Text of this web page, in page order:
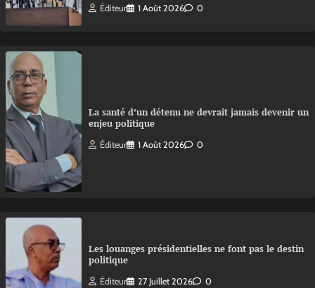
Éditeur 1 Août 2026 0
La santé d’un détenu ne devrait jamais devenir un
enjeu politique
Éditeur 1 Août 2026 0
Les louanges présidentielles ne font pas le destin
politique
Éditeur 27 Juillet 2026 0